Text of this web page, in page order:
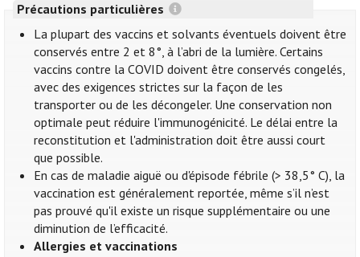
Précautions particulières
La plupart des vaccins et solvants éventuels doivent être
conservés entre 2 et 8°, à l’abri de la lumière. Certains
vaccins contre la COVID doivent être conservés congelés,
avec des exigences strictes sur la façon de les
transporter ou de les décongeler. Une conservation non
optimale peut réduire l'immunogénicité. Le délai entre la
reconstitution et l'administration doit être aussi court
que possible.
En cas de maladie aiguë ou d'épisode fébrile (> 38,5° C), la
vaccination est généralement reportée, même s’il n’est
pas prouvé qu'il existe un risque supplémentaire ou une
diminution de l’efficacité.
Allergies et vaccinations